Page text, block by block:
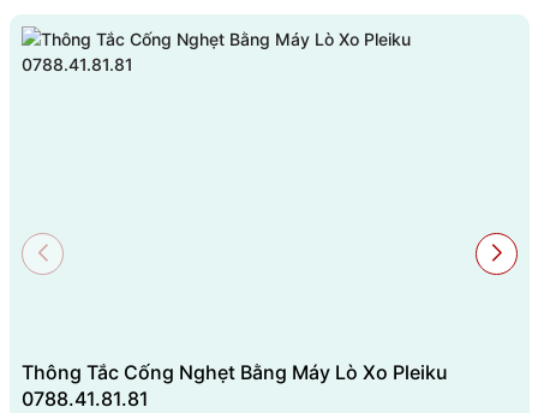
Thông Tắc Cống Nghẹt Bằng Máy Lò Xo Pleiku
0788.41.81.81